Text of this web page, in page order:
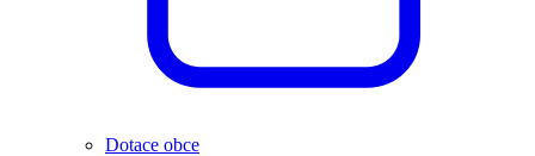
Dotace obce